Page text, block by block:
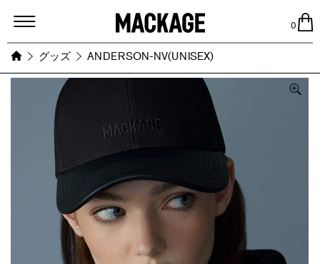
MACKAGE
0
グッズ ANDERSON-NV(UNISEX)
Images